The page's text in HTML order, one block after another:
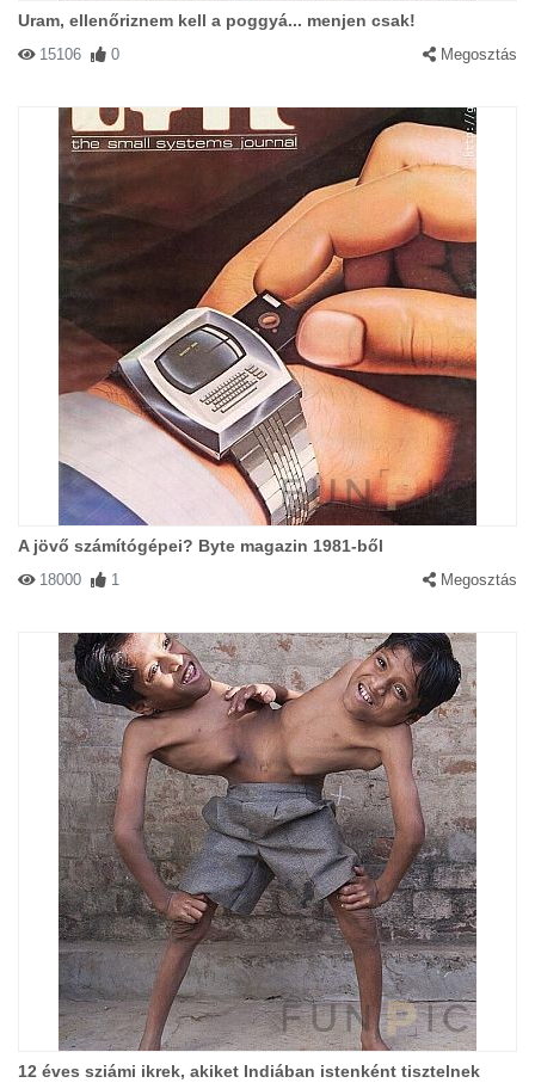
Uram, ellenőriznem kell a poggyá... menjen csak!
15106 0 Megosztás
A jövő számítógépei? Byte magazin 1981-ből
18000 1 Megosztás
12 éves sziámi ikrek, akiket Indiában istenként tisztelnek